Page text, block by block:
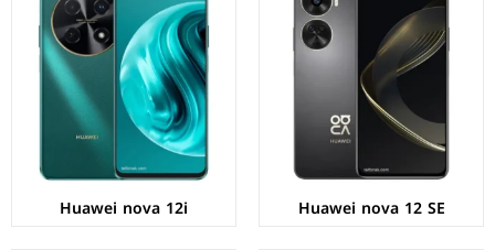
Huawei nova 12 SE
Huawei nova 12i
الشاشة:OLED بحجم 6.7 بوصة بدقة FHD+
المعالج:Qualcomm Snapdragon 778G 4G
الكاميرات:خلفية 50+8 م.ب/ امامية 60 م.ب
الذاكرة+الرام:256 + 8 جيجابايت
نظام التشغيل: EMUI 14
البطارية:4500 مللي أمبير - 66 واط
عرض المواصفات ←
الشاشة:Foldable OLED بحجم 7.85 بوصة بدقة 2224px
المعالج:Kirin 9000S - ثماني النواة - 7 نانومتر
الكاميرات:خلفية 50+12+13م.ب/ أمامية 8 م.ب
الذاكرة+الرام:256/512/1024 + 12/16 جيجابايت
نظام التشغيل:
البطارية:4800 مللي أمبير - 66 واط
عرض المواصفات ←